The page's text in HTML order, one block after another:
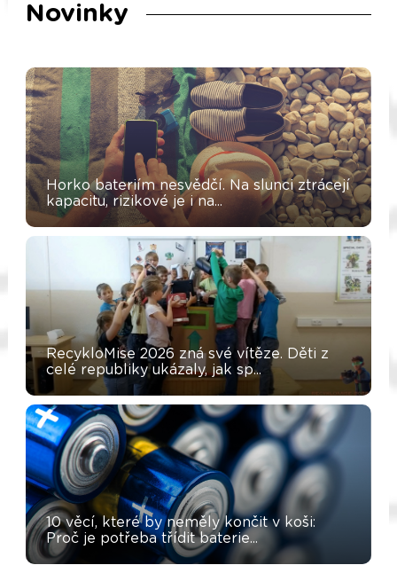
Novinky
Horko bateriím nesvědčí. Na slunci ztrácejí
kapacitu, rizikové je i na...
RecykloMise 2026 zná své vítěze. Děti z
celé republiky ukázaly, jak sp...
10 věcí, které by neměly končit v koši:
Proč je potřeba třídit baterie...